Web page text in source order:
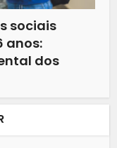
sociais
anos:
dos